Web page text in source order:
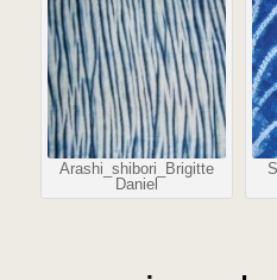
Arashi_shibori_Brigitte
Daniel